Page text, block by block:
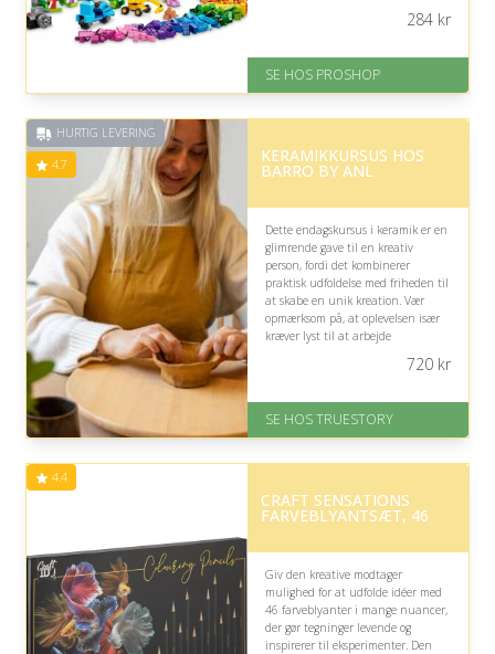
På lager
Levering: 2-12 hverdage
på 4.4 ud af 5
284kr
SE HOS PROSHOP
HURTIG LEVERING
4.7 KERAMIKKURSUS HOS
BARRO BY ANL
Dette endagskursus i keramik er en
glimrende gave til en kreativ
person, fordi det kombinerer
praktisk udfoldelse med friheden til
at skabe en unik kreation. Vær
opmærksom på, at oplevelsen især
kræver lyst til at arbejde
Eller lav digitalt gavekort med det
Fremragende Trustpilot rating
720kr
SE HOS TRUESTORY
4.4
CRAFT SENSATIONS
FARVEBLYANTSÆT, 46
Giv den kreative modtager
mulighed for at udfolde idéer med
46 farveblyanter i mange nuancer,
der gør tegninger levende og
inspirerer til eksperimenter. Den